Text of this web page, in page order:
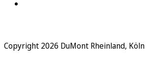
Copyright 2026 DuMont Rheinland, Köln